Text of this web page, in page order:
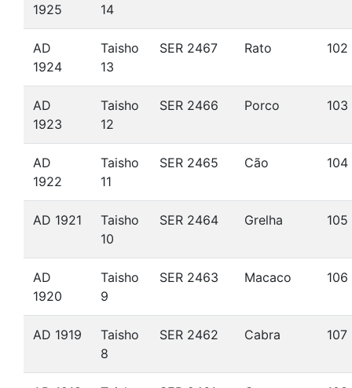
1925
14
AD
1924
Taisho
13
SER 2467 Rato 102
AD
1923
Taisho
12
SER 2466 Porco 103
AD
1922
Taisho
11
SER 2465 Cão 104
AD 1921
Taisho
10
SER 2464 Grelha 105
AD
1920
Taisho
9
SER 2463 Macaco 106
AD 1919
Taisho
8
SER 2462 Cabra 107